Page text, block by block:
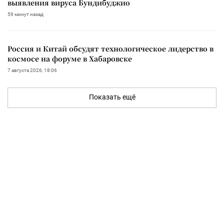
выявления вируса Бундибуджио
59 минут назад
Россия и Китай обсудят технологическое лидерство в
космосе на форуме в Хабаровске
7 августа 2026, 18:06
Показать ещё